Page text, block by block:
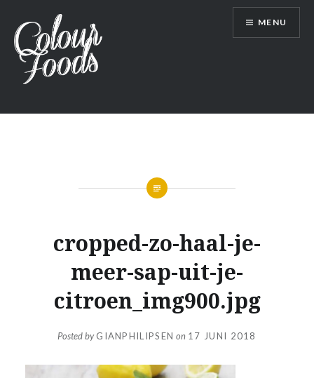
content
vol kleur
MENU
cropped-zo-haal-je-
meer-sap-uit-je-
citroen_img900.jpg
Posted byGIANPHILIPSEN on 17 JUNI 2018